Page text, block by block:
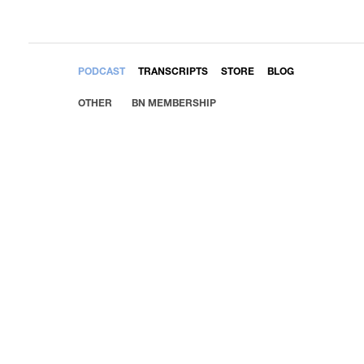
PODCAST TRANSCRIPTS STORE BLOG
OTHER BN MEMBERSHIP